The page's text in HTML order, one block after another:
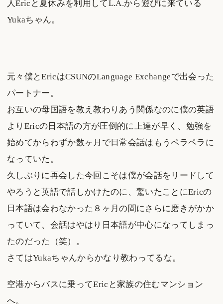
人Ericと夏休みを利用してL.A.から遊びに来ている
Yukaちゃん。
元々僕とEricはCSUNのLanguage Exchangeで出会った
パートナー。
お互いの母国語を教え教わりあう関係なのに僕の英語
よりEricの日本語の方が圧倒的に上達が早く、勉強を
始めてからわずか数ヶ月で日常会話はもうペラペラに
なっていた。
久しぶりに再会した今回こそは僕が会話をリードして
やろうと英語で話しかけたのに、驚いたことにEricの
日本語は会わなかった８ヶ月の間にさらに磨きがかか
っていて、会話はやはり日本語が中心になってしまっ
たのだった（笑）。
さてはYukaちゃんからかなり教わってるな。
空港からバスに乗ってEricと家族の住むマンション
へ。